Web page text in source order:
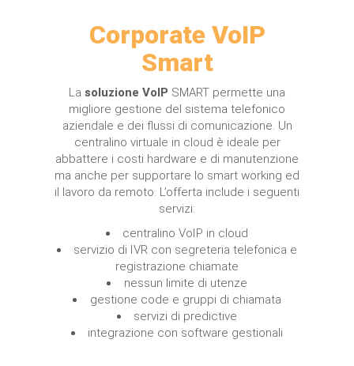
Corporate VoIP
Smart
La soluzione VoIP SMART permette una
migliore gestione del sistema telefonico
aziendale e dei flussi di comunicazione. Un
centralino virtuale in cloud è ideale per
abbattere i costi hardware e di manutenzione
ma anche per supportare lo smart working ed
il lavoro da remoto. L’offerta include i seguenti
servizi:
centralino VoIP in cloud
servizio di IVR con segreteria telefonica e
registrazione chiamate
nessun limite di utenze
gestione code e gruppi di chiamata
servizi di predictive
integrazione con software gestionali